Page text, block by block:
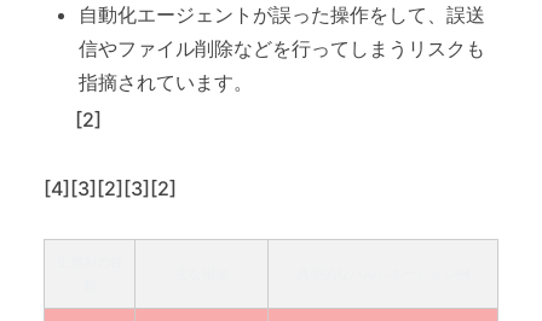
自動化エージェントが誤った操作をして、誤送
信やファイル削除などを行ってしまうリスクも
指摘されています。
[2]
[4][3][2][3][2]